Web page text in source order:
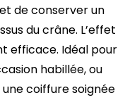
de conserver un
du crâne. L’effet
efficace. Idéal pour
habillée, ou
coiffure soignée